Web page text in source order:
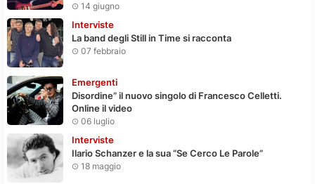
14 giugno
Interviste
La band degli Still in Time si racconta
07 febbraio
Emergenti
Disordine” il nuovo singolo di Francesco Celletti.
Online il video
06 luglio
Interviste
Ilario Schanzer e la sua “Se Cerco Le Parole”
18 maggio